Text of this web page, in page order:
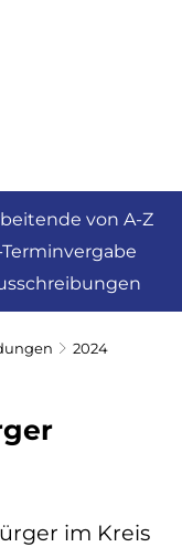
von A-Z
2024
im Kreis